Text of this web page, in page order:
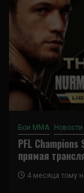
Бои ММА
PFL
прямая
4 месяца тому